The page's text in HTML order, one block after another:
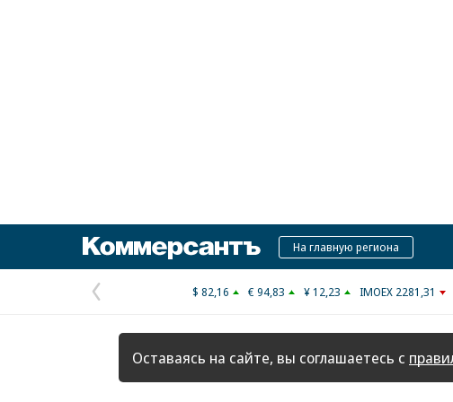
КоммерсантъНа главную региона
Предыдущая
страница
$ 82,16 € 94,83 ¥ 12,23 IMOEX 2281,31
Оставаясь на сайте, вы соглашаетесь с